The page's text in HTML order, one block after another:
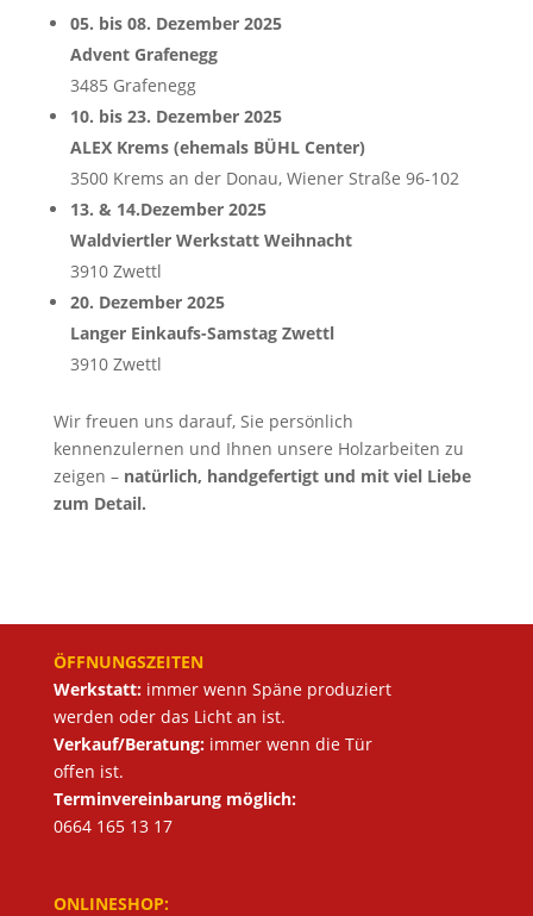
05. bis 08. Dezember 2025
Advent Grafenegg
3485 Grafenegg
10. bis 23. Dezember 2025
ALEX Krems (ehemals BÜHL Center)
3500 Krems an der Donau, Wiener Straße 96-102
13. & 14.Dezember 2025
Waldviertler Werkstatt Weihnacht
3910 Zwettl
20. Dezember 2025
Langer Einkaufs-Samstag Zwettl
3910 Zwettl
Wir freuen uns darauf, Sie persönlich
kennenzulernen und Ihnen unsere Holzarbeiten zu
zeigen – natürlich, handgefertigt und mit viel Liebe
zum Detail.
ÖFFNUNGSZEITEN
Werkstatt:immer wenn Späne produziert
werden oder das Licht an ist.
Verkauf/Beratung:immer wenn die Tür
offen ist.
Terminvereinbarung möglich:
0664 165 13 17
ONLINESHOP: